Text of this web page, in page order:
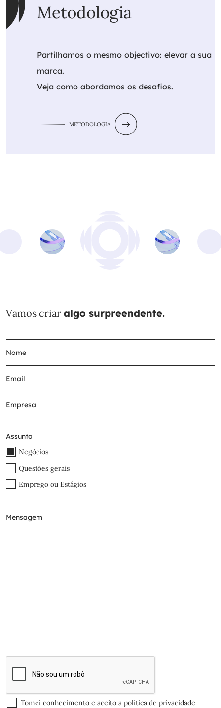
Metodologia
Partilhamos o mesmo objectivo: elevar a sua
marca.
Veja como abordamos os desafios.
METODOLOGIA
Vamos criar algo surpreendente.
Assunto
Negócios
Questões gerais
Emprego ou Estágios
Tomei conhecimento e aceito a política de privacidade